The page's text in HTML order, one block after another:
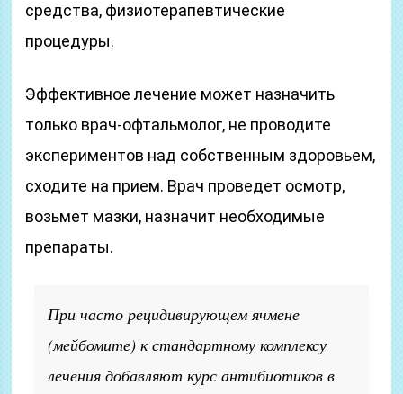
средства, физиотерапевтические
процедуры.
Эффективное лечение может назначить
только врач-офтальмолог, не проводите
экспериментов над собственным здоровьем,
сходите на прием. Врач проведет осмотр,
возьмет мазки, назначит необходимые
препараты.
При часто рецидивирующем ячмене
(мейбомите) к стандартному комплексу
лечения добавляют курс антибиотиков в